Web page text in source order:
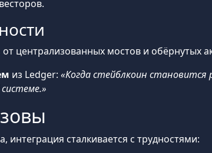
централизованных мостов и обёрнутых
из Ledger: «Когда стейблкоин
сталкивается с трудностями: